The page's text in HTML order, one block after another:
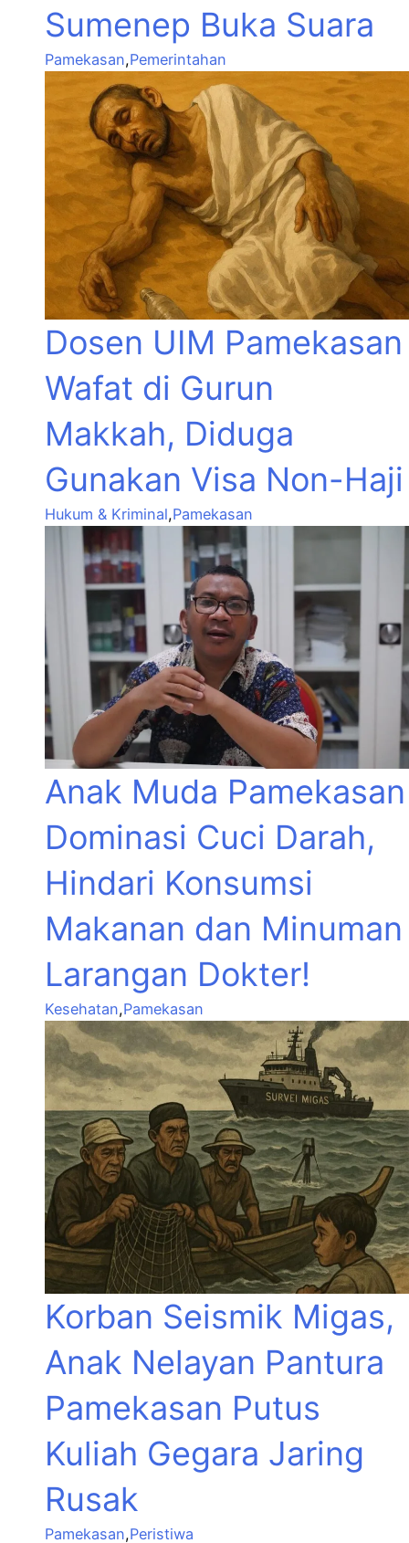
Sumenep Buka Suara
Pamekasan,Pemerintahan
Dosen UIM Pamekasan
Wafat di Gurun
Makkah, Diduga
Gunakan Visa Non-Haji
Hukum & Kriminal,Pamekasan
Anak Muda Pamekasan
Dominasi Cuci Darah,
Hindari Konsumsi
Makanan dan Minuman
Larangan Dokter!
Kesehatan,Pamekasan
Korban Seismik Migas,
Anak Nelayan Pantura
Pamekasan Putus
Kuliah Gegara Jaring
Rusak
Pamekasan,Peristiwa